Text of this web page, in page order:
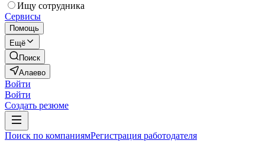
Ищу сотрудника
Сервисы
Помощь
Ещё
Поиск
Алаево
Войти
Войти
Создать резюме
Поиск по компаниямРегистрация работодателя